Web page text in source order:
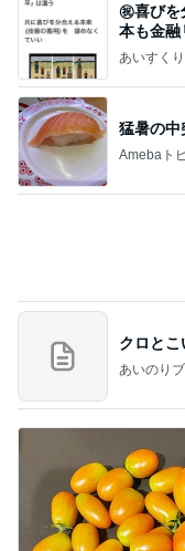
㊗️喜びを
本も⾦融
あいすく
猛暑の中
Amebaト
クロとこ
あいのり